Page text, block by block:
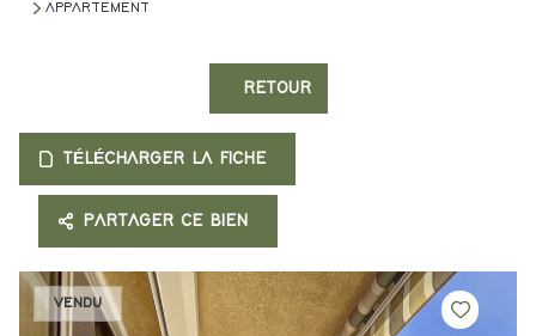
APPARTEMENT
RETOUR
TÉLÉCHARGER LA FICHE
PARTAGER CE BIEN
VENDU